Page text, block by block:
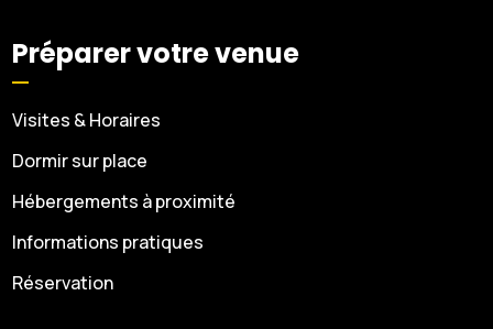
Préparer votre venue
Visites & Horaires
Dormir sur place
Hébergements à proximité
Informations pratiques
Réservation